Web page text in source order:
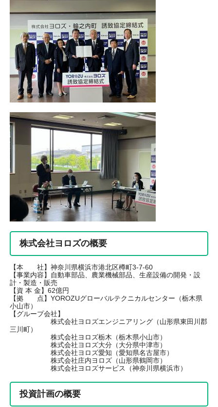
株式会社ヨロズの概要
【本 社】神奈川県横浜市港北区樽町3-7-60
【事業内容】自動車部品、農業機械部品、生産設備の開発・設
計・製造・販売
【資 本 金】62億円
【拠 点】YOROZUグローバルテクニカルセンター（栃木県
小山市）
【グループ会社】
株式会社ヨロズエンジニアリング（山形県東田川郡
三川町）
株式会社ヨロズ栃木（栃木県小山市）
株式会社ヨロズ大分（大分県中津市）
株式会社ヨロズ愛知（愛知県名古屋市）
株式会社庄内ヨロズ（山形県鶴岡市）
株式会社ヨロズサービス（神奈川県横浜市）
投資計画の概要